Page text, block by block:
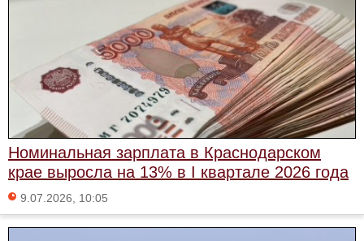
Номинальная зарплата в Краснодарском
крае выросла на 13% в I квартале 2026 года
9.07.2026, 10:05